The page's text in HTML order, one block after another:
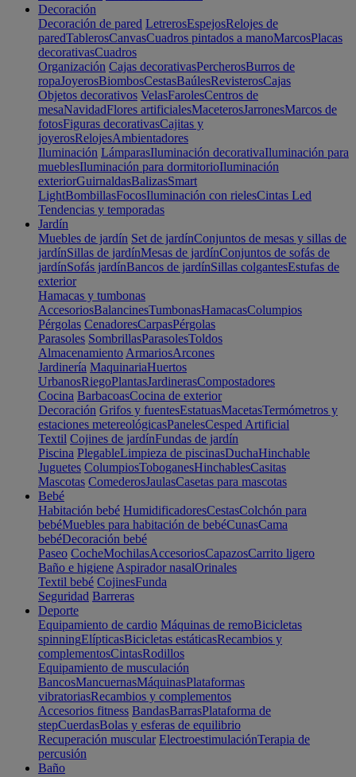
Decoración
Decoración de pared LetrerosEspejosRelojes de
paredTablerosCanvasCuadros pintados a manoMarcosPlacas
decorativasCuadros
Organización Cajas decorativasPercherosBurros de
ropaJoyerosBiombosCestasBaúlesRevisterosCajas
Objetos decorativos VelasFarolesCentros de
mesaNavidadFlores artificialesMaceterosJarronesMarcos de
fotosFiguras decorativasCajitas y
joyerosRelojesAmbientadores
Iluminación LámparasIluminación decorativaIluminación para
mueblesIluminación para dormitorioIluminación
exteriorGuirnaldasBalizasSmart
LightBombillasFocosIluminación con rielesCintas Led
Tendencias y temporadas
Jardín
Muebles de jardín Set de jardínConjuntos de mesas y sillas de
jardínSillas de jardínMesas de jardínConjuntos de sofás de
jardínSofás jardínBancos de jardínSillas colgantesEstufas de
exterior
Hamacas y tumbonas
AccesoriosBalancinesTumbonasHamacasColumpios
Pérgolas CenadoresCarpasPérgolas
Parasoles SombrillasParasolesToldos
Almacenamiento ArmariosArcones
Jardinería MaquinariaHuertos
UrbanosRiegoPlantasJardinerasCompostadores
Cocina BarbacoasCocina de exterior
Decoración Grifos y fuentesEstatuasMacetasTermómetros y
estaciones metereológicasPanelesCesped Artificial
Textil Cojines de jardínFundas de jardín
Piscina PlegableLimpieza de piscinasDuchaHinchable
Juguetes ColumpiosToboganesHinchablesCasitas
Mascotas ComederosJaulasCasetas para mascotas
Bebé
Habitación bebé HumidificadoresCestasColchón para
bebéMuebles para habitación de bebéCunasCama
bebéDecoración bebé
Paseo CocheMochilasAccesoriosCapazosCarrito ligero
Baño e higiene Aspirador nasalOrinales
Textil bebé CojinesFunda
Seguridad Barreras
Deporte
Equipamiento de cardio Máquinas de remoBicicletas
spinningElípticasBicicletas estáticasRecambios y
complementosCintasRodillos
Equipamiento de musculación
BancosMancuernasMáquinasPlataformas
vibratoriasRecambios y complementos
Accesorios fitness BandasBarrasPlataforma de
stepCuerdasBolas y esferas de equilibrio
Recuperación muscular ElectroestimulaciónTerapia de
percusión
Baño